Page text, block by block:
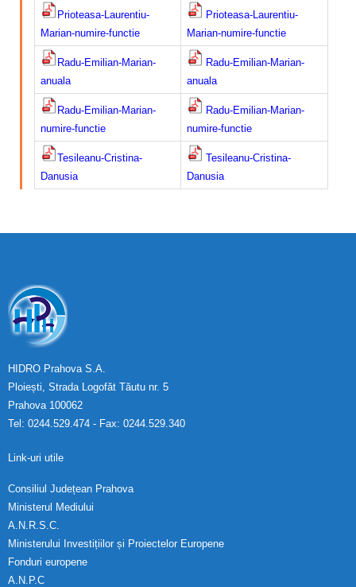
Prioteasa-Laurentiu-
Marian-numire-functie
Prioteasa-Laurentiu-
Marian-numire-functie
Radu-Emilian-Marian-
anuala
Radu-Emilian-Marian-
anuala
Radu-Emilian-Marian-
numire-functie
Radu-Emilian-Marian-
numire-functie
Tesileanu-Cristina-
Danusia
Tesileanu-Cristina-
Danusia
HIDRO Prahova S.A.
Ploiești, Strada Logofăt Tăutu nr. 5
Prahova 100062
Tel: 0244.529.474 - Fax: 0244.529.340
Link-uri utile
Consiliul Județean Prahova
Ministerul Mediului
A.N.R.S.C.
Ministerului Investițiilor și Proiectelor Europene
Fonduri europene
A.N.P.C